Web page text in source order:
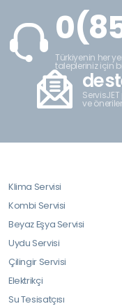
Türkiyenin her
talepleriniz için
ve
Klima Servisi
Kombi Servisi
Beyaz Eşya Servisi
Uydu Servisi
Çilingir Servisi
Elektrikçi
Su Tesisatçısı